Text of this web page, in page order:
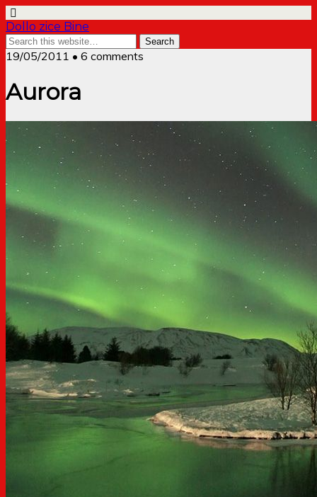
Dollo zice Bine
19/05/2011 • 6 comments
Aurora